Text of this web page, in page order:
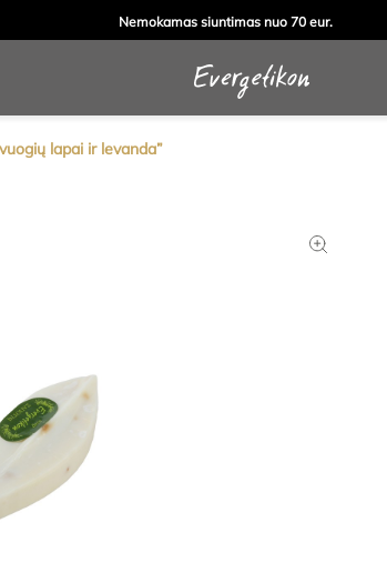
Nemokamas siuntimas nuo 70 eur.
lapai ir levanda”